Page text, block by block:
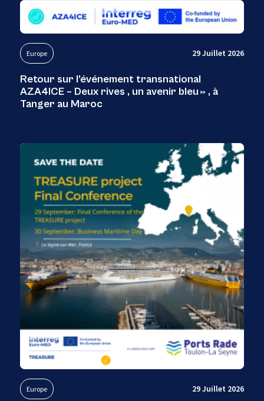
Europe 29 Juillet 2026
Retour sur l’événement transnational
AZA4ICE – Deux rives , un avenir bleu » , à
Tanger au Maroc
Europe 29 Juillet 2026